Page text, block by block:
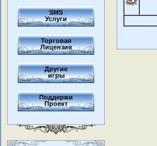
SMS
Услуги
Торговая
Лицензия
Другие
игры
Поддержи
Проект